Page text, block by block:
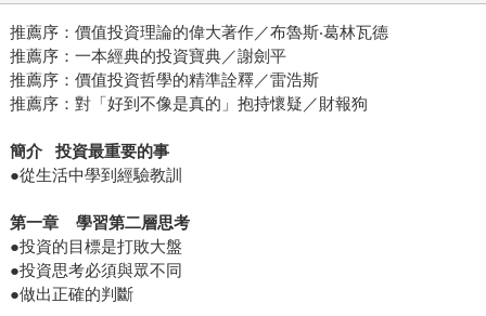
推薦序：價值投資理論的偉大著作／布魯斯‧葛林瓦德
推薦序：一本經典的投資寶典／謝劍平
推薦序：價值投資哲學的精準詮釋／雷浩斯
推薦序：對「好到不像是真的」抱持懷疑／財報狗
簡介
投資最重要的事
●從生活中學到經驗教訓
第一章
學習第二層思考
●投資的目標是打敗大盤
●投資思考必須與眾不同
●做出正確的判斷